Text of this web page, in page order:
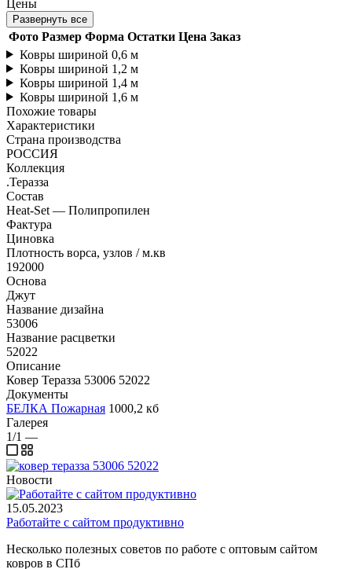
Цены
Развернуть все
Фото Размер Форма Остатки Цена Заказ
Ковры шириной 0,6 м
Ковры шириной 1,2 м
Ковры шириной 1,4 м
Ковры шириной 1,6 м
Похожие товары
Характеристики
Страна производства
РОССИЯ
Коллекция
.Теразза
Состав
Heat-Set — Полипропилен
Фактура
Циновка
Плотность ворса, узлов / м.кв
192000
Основа
Джут
Название дизайна
53006
Название расцветки
52022
Описание
Ковер Теразза 53006 52022
Документы
БЕЛКА Пожарная 1000,2 кб
Галерея
1/1 —
Новости
15.05.2023
Работайте с сайтом продуктивно
Несколько полезных советов по работе с оптовым сайтом
ковров в СПб